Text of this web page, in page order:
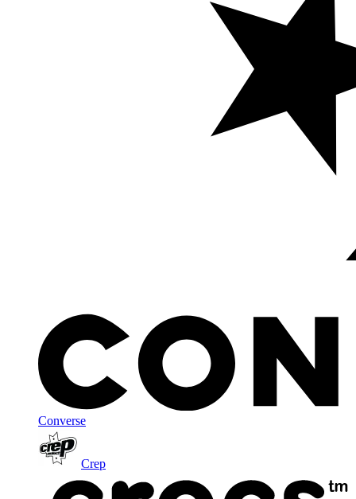
Converse
Crep